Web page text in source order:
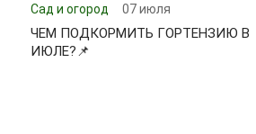
Сад и огород 07 июля
ЧЕМ ПОДКОРМИТЬ ГОРТЕНЗИЮ В
ИЮЛЕ?📌